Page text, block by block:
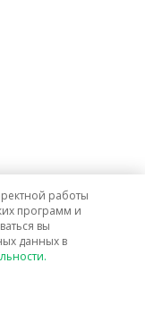
услуг связи в г. о.
работы
программ и
вы
данных в